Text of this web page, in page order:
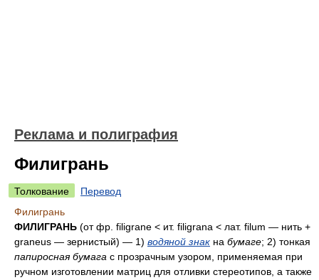
Реклама и полиграфия
Филигрань
Толкование
Перевод
Филигрань
ФИЛИГРАНЬ (от фр. filigrane < ит. filigrana < лат. filum — нить +
graneus — зернистый) — 1) водяной знак на бумаге; 2) тонкая
папиросная бумага с прозрачным узором, применяемая при
ручном изготовлении матриц для отливки стереотипов, а также